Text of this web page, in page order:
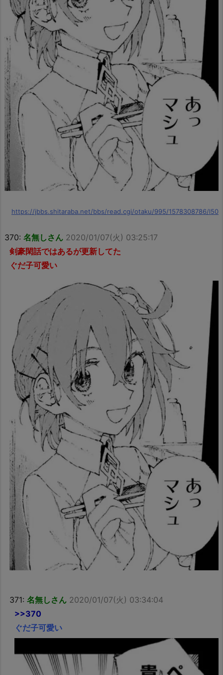
https://jbbs.shitaraba.net/bbs/read.cgi/otaku/995/1578308786/l50
370: 名無しさん 2020/01/07(火) 03:25:17
剣豪閑話ではあるが更新してた
ぐだ子可愛い
371: 名無しさん 2020/01/07(火) 03:34:04
>>370
ぐだ子可愛い